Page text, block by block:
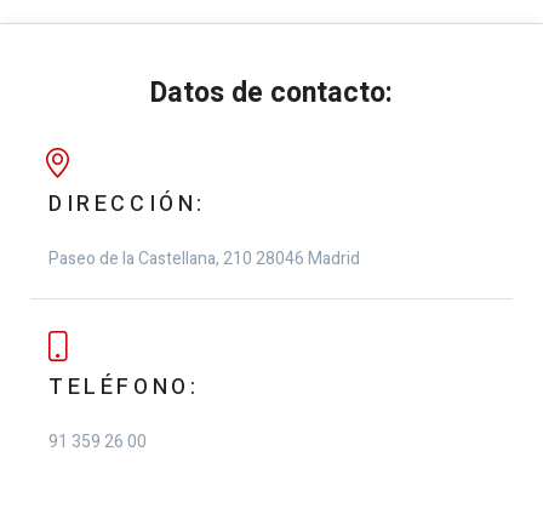
Datos de contacto:
DIRECCIÓN:
Paseo de la Castellana, 21028046 Madrid
TELÉFONO:
91 359 26 00